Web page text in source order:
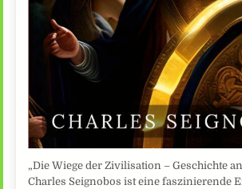
„Die Wiege der Zivilisation – Geschichte
Charles Seignobos ist eine faszinierende